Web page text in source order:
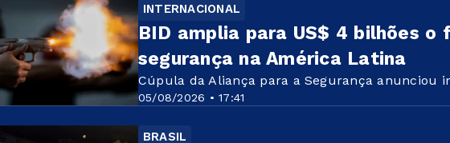
INTERNACIONAL
05/08/2026 • 17:41
BID amplia para US$ 4 bilhões o
segurança na América Latina
Cúpula da Aliança para a Segurança anunciou
BRASIL